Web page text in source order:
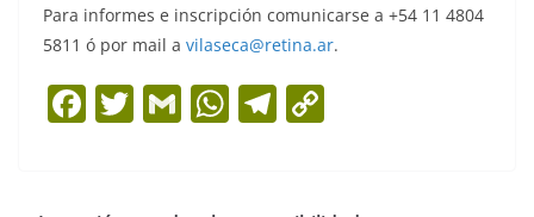
Para informes e inscripción comunicarse a +54 11 4804
5811 ó por mail a vilaseca@retina.ar.
F T G W T